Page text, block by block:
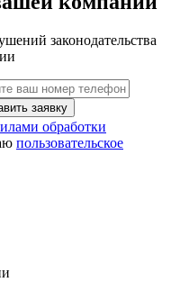
законодательства
заявку
обработки
пользовательское